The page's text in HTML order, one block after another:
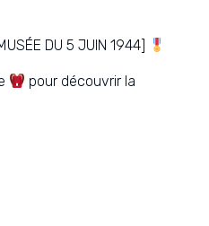
DU 5 JUIN 1944]
pour découvrir la